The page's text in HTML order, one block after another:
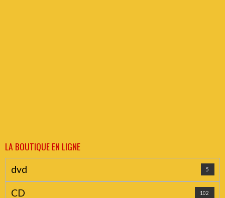
LA BOUTIQUE EN LIGNE
dvd 5
CD 102